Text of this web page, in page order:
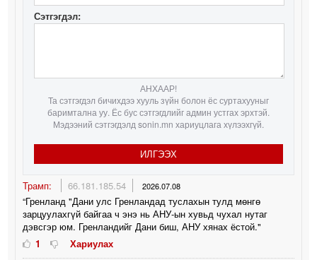
Сэтгэгдэл:
АНХААР!
Та сэтгэгдэл бичихдээ хууль зүйн болон ёс суртахууныг
баримтална уу. Ёс бус сэтгэгдлийг админ устгах эрхтэй.
Мэдээний сэтгэгдэлд sonin.mn хариуцлага хүлээхгүй.
ИЛГЭЭХ
Трамп: 66.181.185.54 2026.07.08
“Гренланд "Дани улс Гренландад туслахын тулд мөнгө
зарцуулахгүй байгаа ч энэ нь АНУ-ын хувьд чухал нутаг
дэвсгэр юм. Гренландийг Дани биш, АНУ хянах ёстой."
1
Хариулах